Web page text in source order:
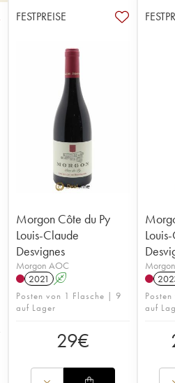
FESTPREISE
Morgon Côte du Py
Louis-Claude
Desvignes
Morgon AOC
2021 A
Posten von 1 Flasche | 9
auf Lager
29€
auf